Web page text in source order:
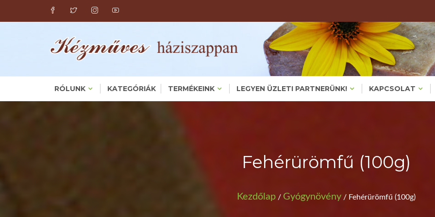
KÉZMŰVES
Valódi, Főzött Növényi Háziszappanok – Bőrproblémákra
RÓLUNK KATEGÓRIÁK TERMÉKEINK LEGYEN ÜZLETI PARTNERÜNK! KAPCSOLAT
Fehérürömfű (100g)
Kezdőlap / Gyógynövény / Fehérürömfű (100g)